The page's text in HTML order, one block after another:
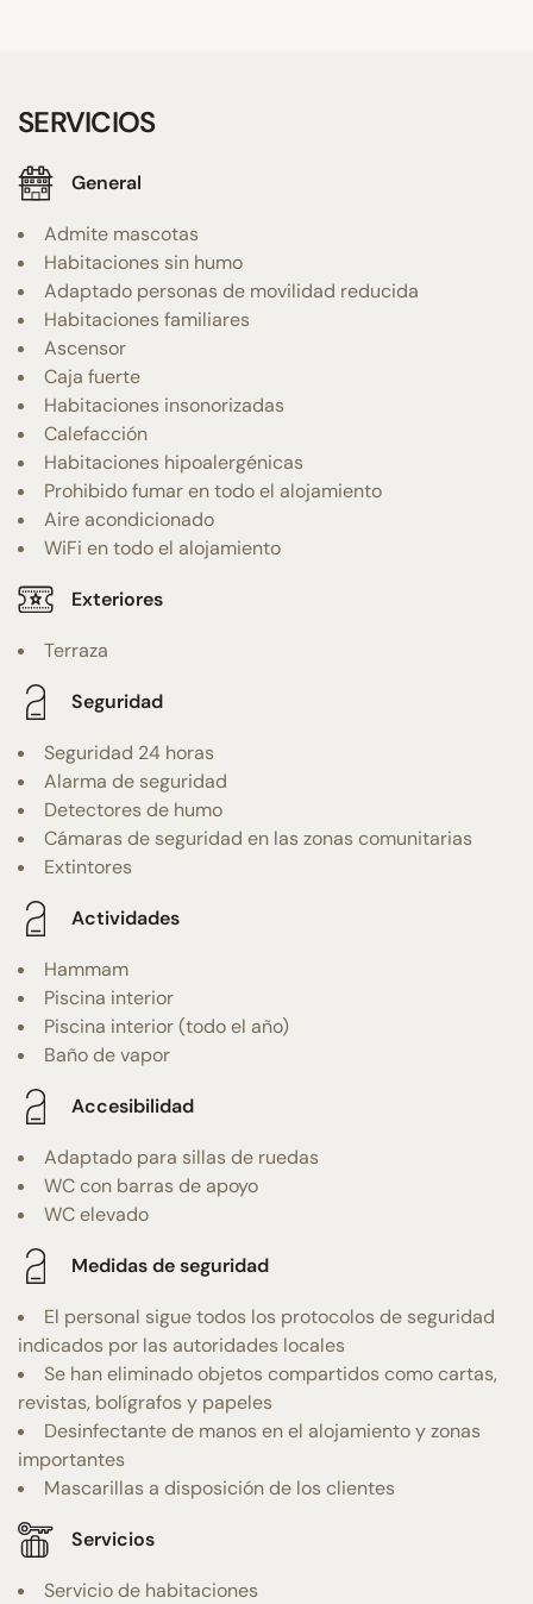
SERVICIOS
General
Admite mascotas
Habitaciones sin humo
Adaptado personas de movilidad reducida
Habitaciones familiares
Ascensor
Caja fuerte
Habitaciones insonorizadas
Calefacción
Habitaciones hipoalergénicas
Prohibido fumar en todo el alojamiento
Aire acondicionado
WiFi en todo el alojamiento
Exteriores
Terraza
Seguridad
Seguridad 24 horas
Alarma de seguridad
Detectores de humo
Cámaras de seguridad en las zonas comunitarias
Extintores
Actividades
Hammam
Piscina interior
Piscina interior (todo el año)
Baño de vapor
Accesibilidad
Adaptado para sillas de ruedas
WC con barras de apoyo
WC elevado
Medidas de seguridad
El personal sigue todos los protocolos de seguridad
indicados por las autoridades locales
Se han eliminado objetos compartidos como cartas,
revistas, bolígrafos y papeles
Desinfectante de manos en el alojamiento y zonas
importantes
Mascarillas a disposición de los clientes
Servicios
Servicio de habitaciones